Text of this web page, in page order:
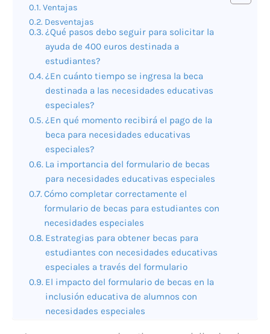
Ventajas
Desventajas
¿Qué pasos debo seguir para solicitar la
ayuda de 400 euros destinada a
estudiantes?
¿En cuánto tiempo se ingresa la beca
destinada a las necesidades educativas
especiales?
¿En qué momento recibirá el pago de la
beca para necesidades educativas
especiales?
La importancia del formulario de becas
para necesidades educativas especiales
Cómo completar correctamente el
formulario de becas para estudiantes con
necesidades especiales
Estrategias para obtener becas para
estudiantes con necesidades educativas
especiales a través del formulario
El impacto del formulario de becas en la
inclusión educativa de alumnos con
necesidades especiales